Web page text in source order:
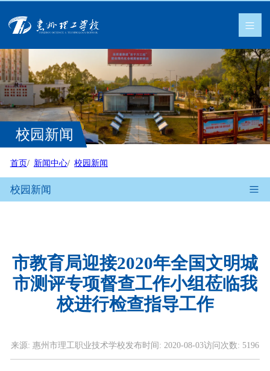
校园新闻
首页 新闻中心 校园新闻
校园新闻
市教育局迎接2020年全国文明城
市测评专项督查工作小组莅临我
校进行检查指导工作
来源: 惠州市理工职业技术学校发布时间: 2020-08-03访问次数: 5196